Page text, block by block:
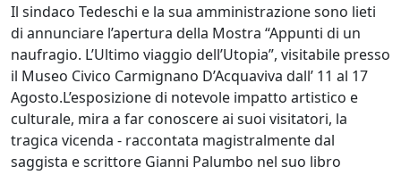
Il sindaco Tedeschi e la sua amministrazione sono lieti
di annunciare l’apertura della Mostra “Appunti di un
naufragio. L’Ultimo viaggio dell’Utopia”, visitabile presso
il Museo Civico Carmignano D’Acquaviva dall’ 11 al 17
Agosto.L’esposizione di notevole impatto artistico e
culturale, mira a far conoscere ai suoi visitatori, la
tragica vicenda - raccontata magistralmente dal
saggista e scrittore Gianni Palumbo nel suo libro